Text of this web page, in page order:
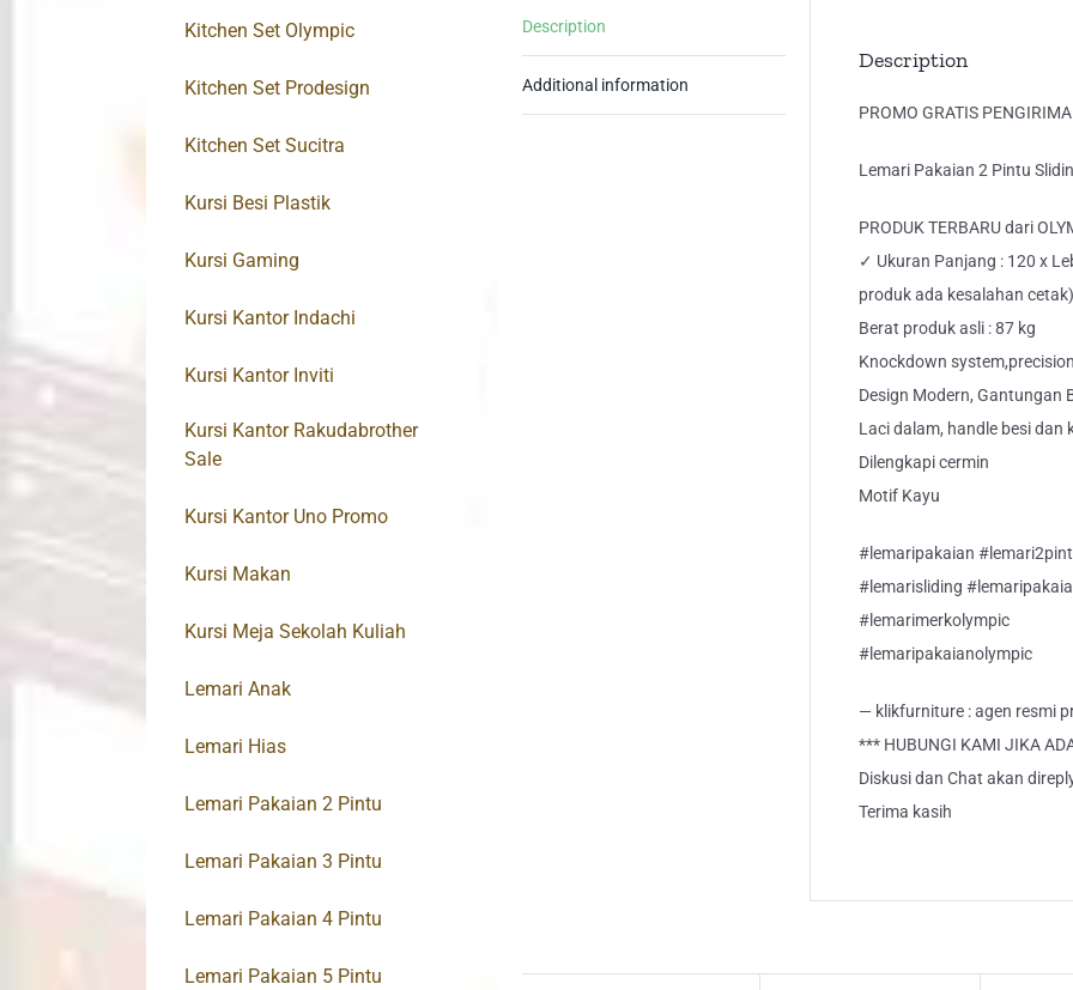
Description
Additional information
Description
PROMO GRATIS
Lemari Pakaian 2 Pintu
PRODUK TERBARU dari
✓ Ukuran Panjang : 120 x
produk ada kesalahan cetak)
Berat produk asli : 87 kg
Knockdown
Design Modern, Gantungan
Laci dalam, handle besi dan
Dilengkapi cermin
Motif Kayu
#lemaripakaian
#lemarisliding
#lemarimerkolympic
#lemaripakaianolympic
— klikfurniture : agen resmi
*** HUBUNGI KAMI JIKA
Diskusi dan Chat akan
Terima kasih
Kitchen Set Olympic
Kitchen Set Prodesign
Kitchen Set Sucitra
Kursi Besi Plastik
Kursi Gaming
Kursi Kantor Indachi
Kursi Kantor Inviti
Kursi Kantor Rakudabrother
Sale
Kursi Kantor Uno Promo
Kursi Makan
Kursi Meja Sekolah Kuliah
Lemari Anak
Lemari Hias
Lemari Pakaian 2 Pintu
Lemari Pakaian 3 Pintu
Lemari Pakaian 4 Pintu
Lemari Pakaian 5 Pintu